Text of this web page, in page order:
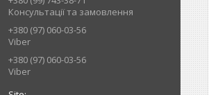
Консультації та замовлення
+380 (97) 060-03-56
Viber
+380 (97) 060-03-56
Viber